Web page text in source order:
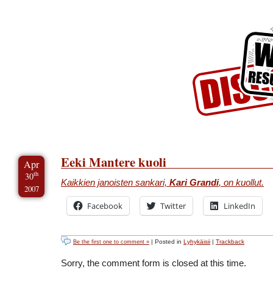
Apr
30th
2007
Eeki Mantere kuoli
Kaikkien janoisten sankari, Kari Grandi, on kuollut.
Facebook Twitter LinkedIn
Be the first one to comment » | Posted in Lyhykäisii | Trackback
Sorry, the comment form is closed at this time.